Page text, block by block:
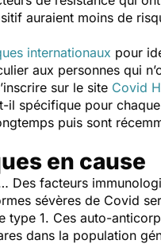
auraient moins de
internationaux pour
aux personnes qui
sur le site Covid
il spécifique pour
puis sont
en cause
facteurs
sévères de Covid
1. Ces auto-
dans la population